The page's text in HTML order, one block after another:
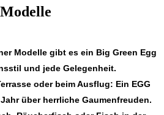
Modelle gibt es ein Big Green Egg
und jede Gelegenheit.
oder beim Ausflug: Ein EGG
über herrliche Gaumenfreuden.